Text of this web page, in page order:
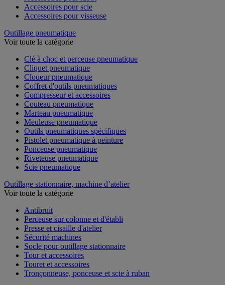
Accessoires pour scie
Accessoires pour visseuse
Outillage pneumatique
Voir toute la catégorie
Clé à choc et perceuse pneumatique
Cliquet pneumatique
Cloueur pneumatique
Coffret d'outils pneumatiques
Compresseur et accessoires
Couteau pneumatique
Marteau pneumatique
Meuleuse pneumatique
Outils pneumatiques spécifiques
Pistolet pneumatique à peinture
Ponceuse pneumatique
Riveteuse pneumatique
Scie pneumatique
Outillage stationnaire, machine d’atelier
Voir toute la catégorie
Antibruit
Perceuse sur colonne et d'établi
Presse et cisaille d'atelier
Sécurité machines
Socle pour outillage stationnaire
Tour et accessoires
Touret et accessoires
Tronçonneuse, ponceuse et scie à ruban